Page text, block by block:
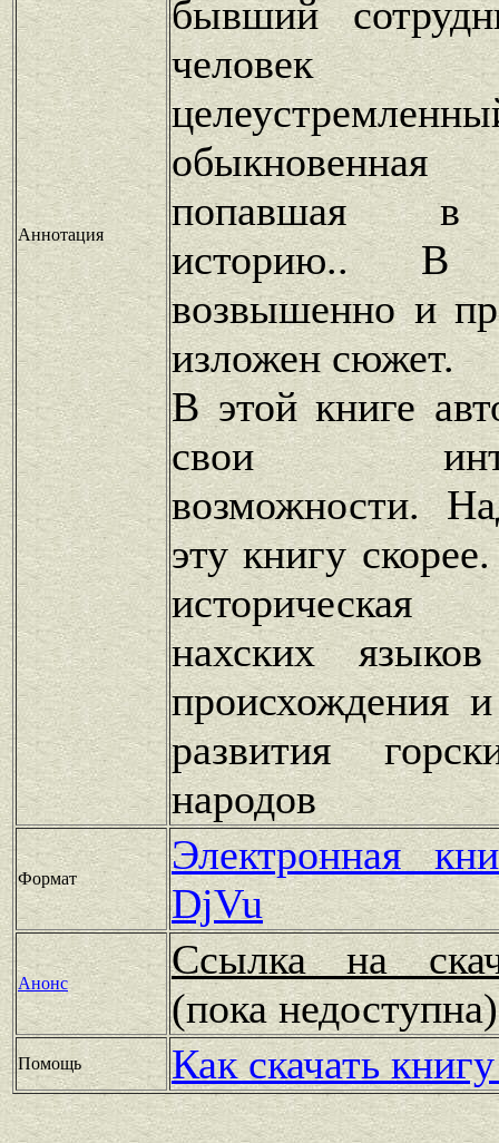
Аннотация
бывший
человек
попавшая в
историю.. В
возвышенно и
изложен сюжет.
В этой книге
свои
возможности.
эту книгу
нахских
происхождения и
развития
народов
Формат
Электронная
DjVu
Анонс
Ссылка на
(пока
Помощь Как скачать